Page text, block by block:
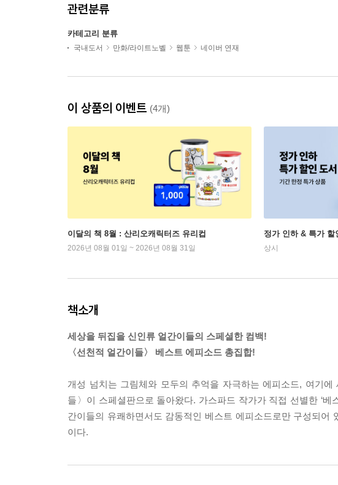
관련분류
카테고리 분류
국내도서 만화/라이트노벨 웹툰 네이버 연재
이 상품의 이벤트 (4개)
이달의 책 8월 : 산리오캐릭터즈 유리컵
2026년 08월 01일 ~ 2026년 08월 31일
정가 인하 & 특가 할
상시
책소개
세상을 뒤집을 신인류 얼간이들의 스페셜한 컴백!
〈선천적 얼간이들〉 베스트 에피소드 총집합!
개성 넘치는 그림체와 모두의 추억을 자극하는 에피소드, 여기
들〉이 스페셜판으로 돌아왔다. 가스파드 작가가 직접 선별한 ‘
간이들의 유쾌하면서도 감동적인 베스트 에피소드로만 구성되
이다.